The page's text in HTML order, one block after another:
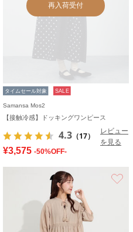
再入荷受付
タイムセール対象 SALE
Samansa Mos2
【接触冷感】ドッキングワンピース
4.3 （17）
レビュー
を見る
¥3,575 -50%OFF-